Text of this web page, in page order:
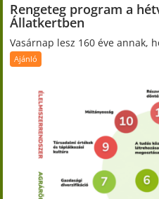
Rengeteg program a
Állatkertben
Vasárnap lesz 160 éve annak,
Ajánló